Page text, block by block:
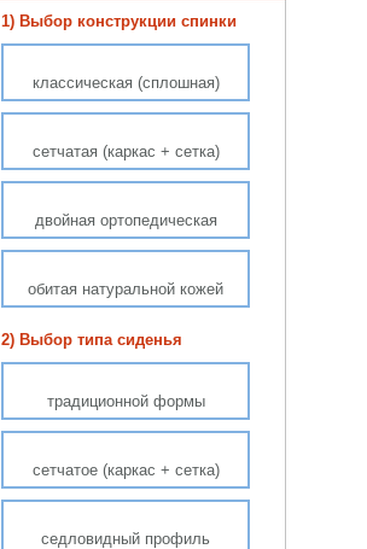
1) Выбор конструкции спинки
классическая (сплошная)
сетчатая (каркас + сетка)
двойная ортопедическая
обитая натуральной кожей
2) Выбор типа сиденья
традиционной формы
сетчатое (каркас + сетка)
седловидный профиль